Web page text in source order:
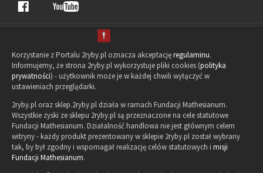
Korzystanie z Portalu 2ryby.pl oznacza akceptacjęregulaminu.
Informujemy, że strona 2ryby.pl wykorzystuje pliki cookies (polityka
prywatności) - użytkownik może je w każdej chwili wyłączyć w
ustawieniach przeglądarki.
2ryby.pl oraz sklep.2ryby.pl działa w ramach Fundacji Mathesianum.
Wszystkie zyski ze sklepu 2ryby.pl są przeznaczone na cele statutowe
Fundacji Mathesianum. Działalność handlowa nie jest głównym celem
witryny - każdy produkt prezentowany w sklepie 2ryby.pl został wybrany
tak, by był zgodny i wspomagał realizację celów statutowych i misji
Fundacji Mathesianum.